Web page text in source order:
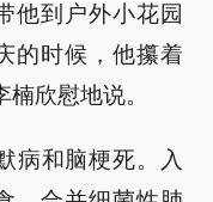
他到户外小花园
的时候，他攥着
欣慰地说。
病和脑梗死。入